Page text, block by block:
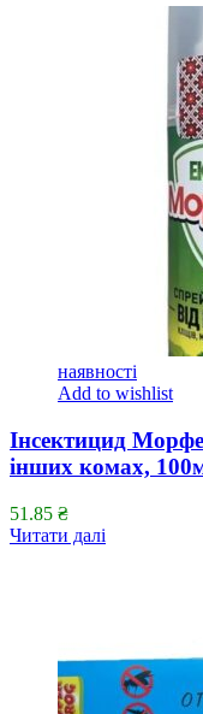
наявності
Add to wishlist
Інсектицид
інших комах,
51.85 ₴
Читати далі